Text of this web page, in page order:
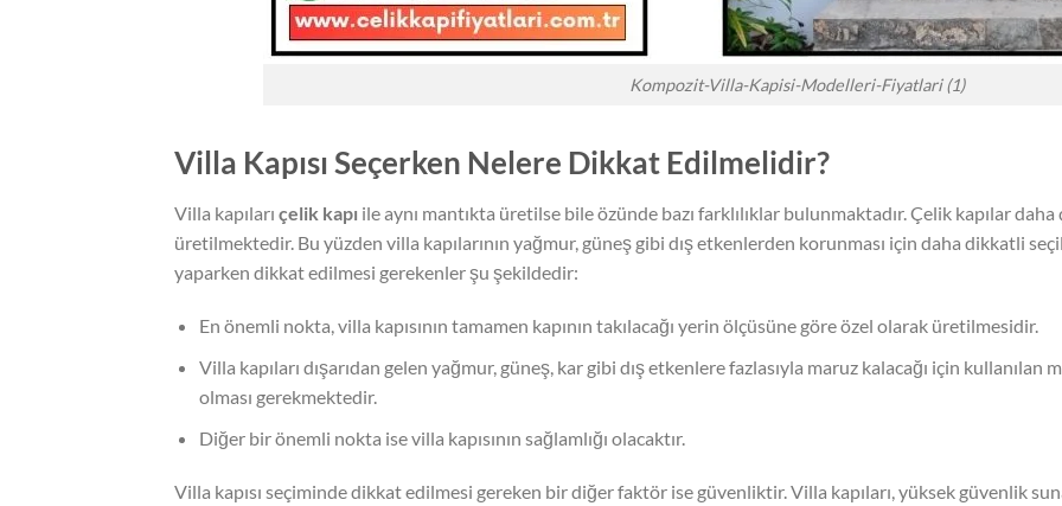
Kompozit-Villa-Kapisi-Modelleri-Fiyatlari (1)
Villa Kapısı Seçerken Nelere Dikkat Edilmelidir?
Villa kapıları çelik kapı ile aynı mantıkta üretilse bile özünde bazı farklılıklar bulunmaktadır. Çelik kapılar
üretilmektedir. Bu yüzden villa kapılarının yağmur, güneş gibi dış etkenlerden korunması için daha dikkatli
yaparken dikkat edilmesi gerekenler şu şekildedir:
En önemli nokta, villa kapısının tamamen kapının takılacağı yerin ölçüsüne göre özel olarak üretilmesidir.
Villa kapıları dışarıdan gelen yağmur, güneş, kar gibi dış etkenlere fazlasıyla maruz kalacağı için kullanılan
olması gerekmektedir.
Diğer bir önemli nokta ise villa kapısının sağlamlığı olacaktır.
Villa kapısı seçiminde dikkat edilmesi gereken bir diğer faktör ise güvenliktir. Villa kapıları, yüksek güvenlik